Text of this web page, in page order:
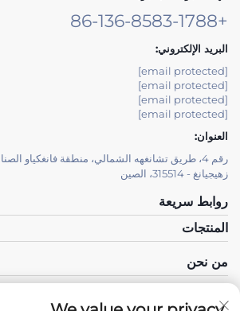
+86-136-8583-1788
البريد الإلكتروني:
[email protected]
[email protected]
[email protected]
[email protected]
العنوان:
رقم 4، طريق تشانغهه الشمالي، منطقة فانغكياو
زهيجيانغ - 315514، الصين
روابط سريعة
المنتجات
من نحن